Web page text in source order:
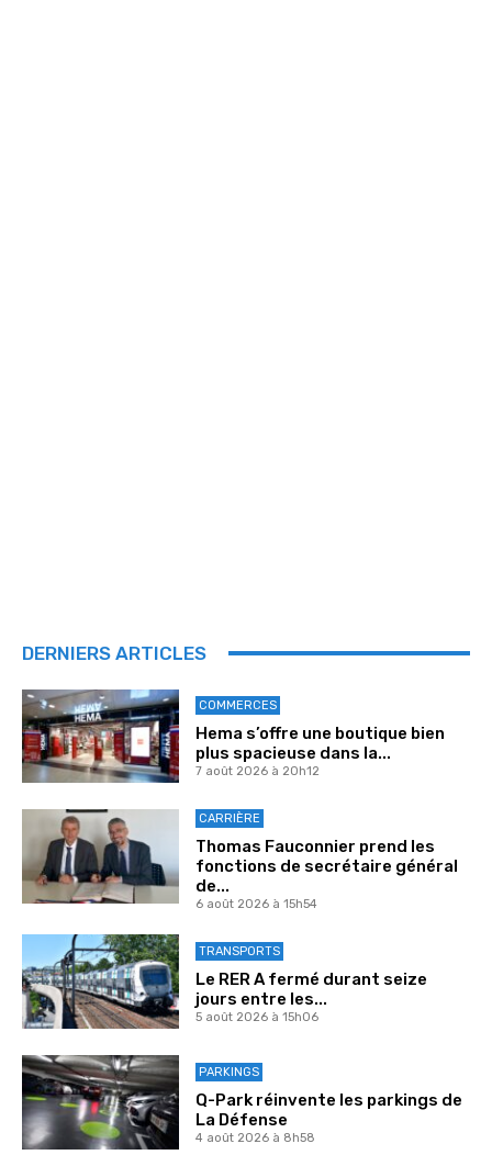
DERNIERS ARTICLES
COMMERCES
Hema s’offre une boutique bien
plus spacieuse dans la...
7 août 2026 à 20h12
CARRIÈRE
Thomas Fauconnier prend les
fonctions de secrétaire général
de...
6 août 2026 à 15h54
TRANSPORTS
Le RER A fermé durant seize
jours entre les...
5 août 2026 à 15h06
PARKINGS
Q-Park réinvente les parkings de
La Défense
4 août 2026 à 8h58